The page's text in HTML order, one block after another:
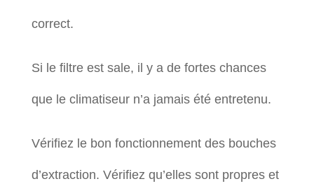
correct.
Si le filtre est sale, il y a de fortes chances
que le climatiseur n’a jamais été entretenu.
Vérifiez le bon fonctionnement des bouches
d’extraction. Vérifiez qu’elles sont propres et